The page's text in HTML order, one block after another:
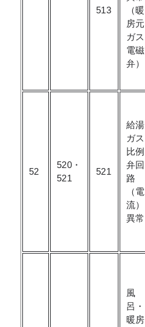
513
（暖
房元
ガス
電磁
弁）
52
520・
521
521
給湯
ガス
比例
弁回
路
（電
流）
異常
風
呂・
暖房